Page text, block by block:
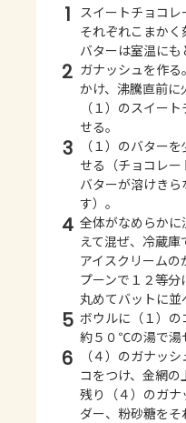
1
スイートチョコ
それぞれこまか
バターは室温にも
2 ガナッシュを作
かけ、沸騰直前に
（１）のスイー
せる。
3
（１）のバター
せる（チョコレー
バターが溶けき
す）。
4 全体がなめらか
えて混ぜ、冷蔵
アイスクリーム
プーンで１２等分
丸めてバットに並
5 ボウルに（１）の
約５０℃の湯で湯
6
（４）のガナッ
コをつけ、金網の
残り（４）のガナ
ダー、粉砂糖をそ